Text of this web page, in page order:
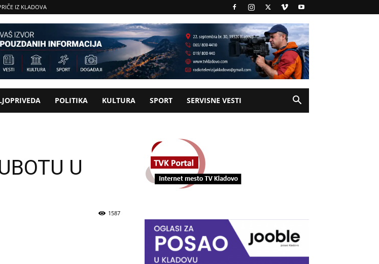
IZ KLADOVA
POLITIKA KULTURA SPORT SERVISNE VESTI
U
1587